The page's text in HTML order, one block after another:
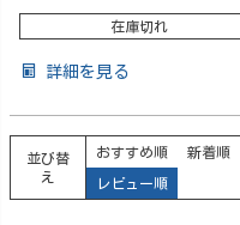
在庫切れ
詳細を見る
並び替
え
おすすめ順 新着順
レビュー順